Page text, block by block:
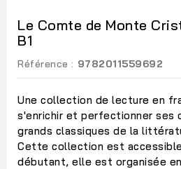
Le Comte de Monte
B1
Référence : 9782011559692
Une collection de lecture en
s'enrichir et perfectionner ses
grands classiques de la
Cette collection est
débutant, elle est organisée